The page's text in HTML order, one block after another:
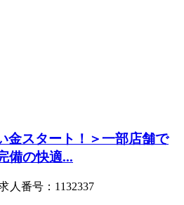
金スタート！＞一部店舗で
備の快適...
番号：1132337